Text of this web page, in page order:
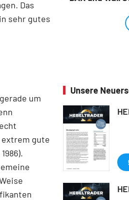
Das
sehr gutes
um
extrem gute
Unsere